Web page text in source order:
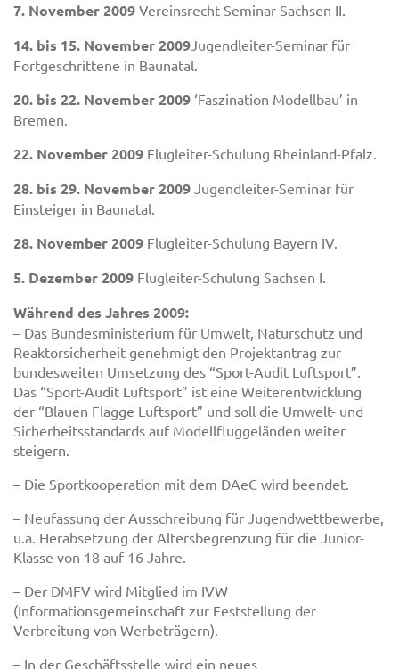
7. November 2009 Vereinsrecht-Seminar Sachsen II.
14. bis 15. November 2009Jugendleiter-Seminar für
Fortgeschrittene in Baunatal.
20. bis 22. November 2009 ‘Faszination Modellbau’ in
Bremen.
22. November 2009 Flugleiter-Schulung Rheinland-Pfalz.
28. bis 29. November 2009 Jugendleiter-Seminar für
Einsteiger in Baunatal.
28. November 2009 Flugleiter-Schulung Bayern IV.
5. Dezember 2009 Flugleiter-Schulung Sachsen I.
Während des Jahres 2009:
– Das Bundesministerium für Umwelt, Naturschutz und
Reaktorsicherheit genehmigt den Projektantrag zur
bundesweiten Umsetzung des “Sport-Audit Luftsport”.
Das “Sport-Audit Luftsport” ist eine Weiterentwicklung
der “Blauen Flagge Luftsport” und soll die Umwelt- und
Sicherheitsstandards auf Modellfluggeländen weiter
steigern.
– Die Sportkooperation mit dem DAeC wird beendet.
– Neufassung der Ausschreibung für Jugendwettbewerbe,
u.a. Herabsetzung der Altersbegrenzung für die Junior-
Klasse von 18 auf 16 Jahre.
– Der DMFV wird Mitglied im IVW
(Informationsgemeinschaft zur Feststellung der
Verbreitung von Werbeträgern).
– In der Geschäftsstelle wird ein neues